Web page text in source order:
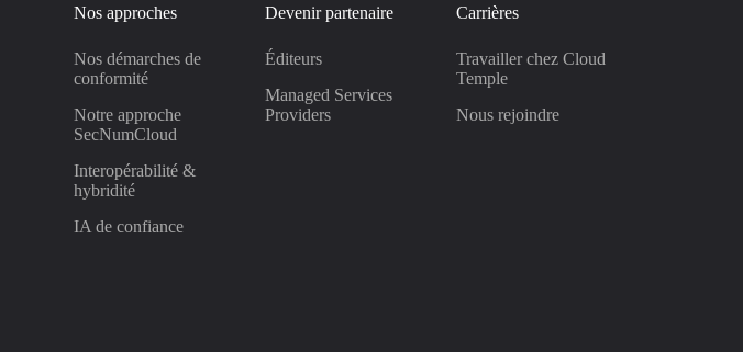
Nos approches
Nos démarches de
conformité
Notre approche
SecNumCloud
Interopérabilité &
hybridité
IA de confiance
Devenir partenaire
Éditeurs
Managed Services
Providers
Carrières
Travailler chez Cloud
Temple
Nous rejoindre